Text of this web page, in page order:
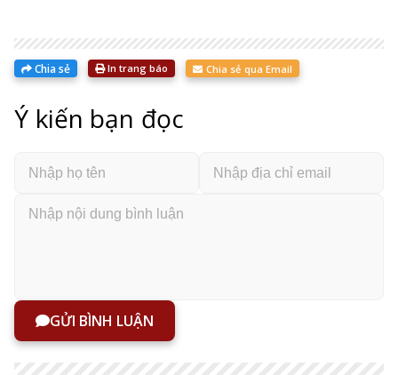
Chia sẻ In trang báo Chia sẻ qua Email
Ý kiến bạn đọc
GỬI BÌNH LUẬN